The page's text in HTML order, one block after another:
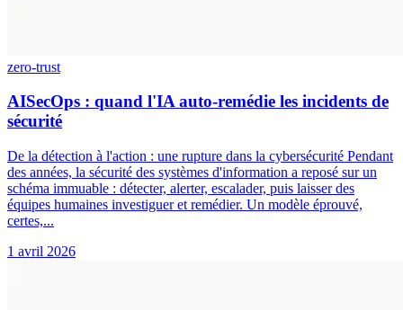
zero-trust
AISecOps : quand l'IA auto-remédie les incidents de
sécurité
De la détection à l'action : une rupture dans la cybersécurité Pendant
des années, la sécurité des systèmes d'information a reposé sur un
schéma immuable : détecter, alerter, escalader, puis laisser des
équipes humaines investiguer et remédier. Un modèle éprouvé,
certes,...
1 avril 2026